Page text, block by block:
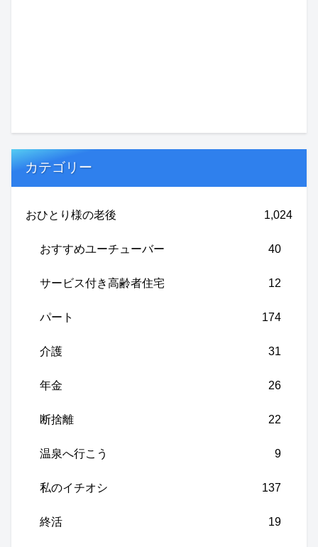
カテゴリー
おひとり様の老後 1,024
おすすめユーチューバー 40
サービス付き高齢者住宅 12
パート 174
介護 31
年金 26
断捨離 22
温泉へ行こう 9
私のイチオシ 137
終活 19